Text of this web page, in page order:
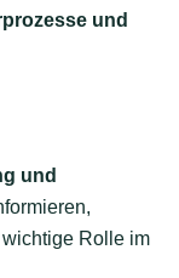
und
und
Rolle im